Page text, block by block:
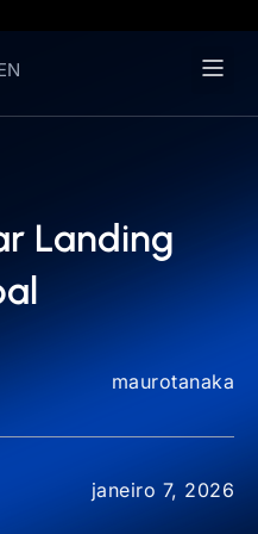
Landing
maurotanaka
janeiro 7, 2026